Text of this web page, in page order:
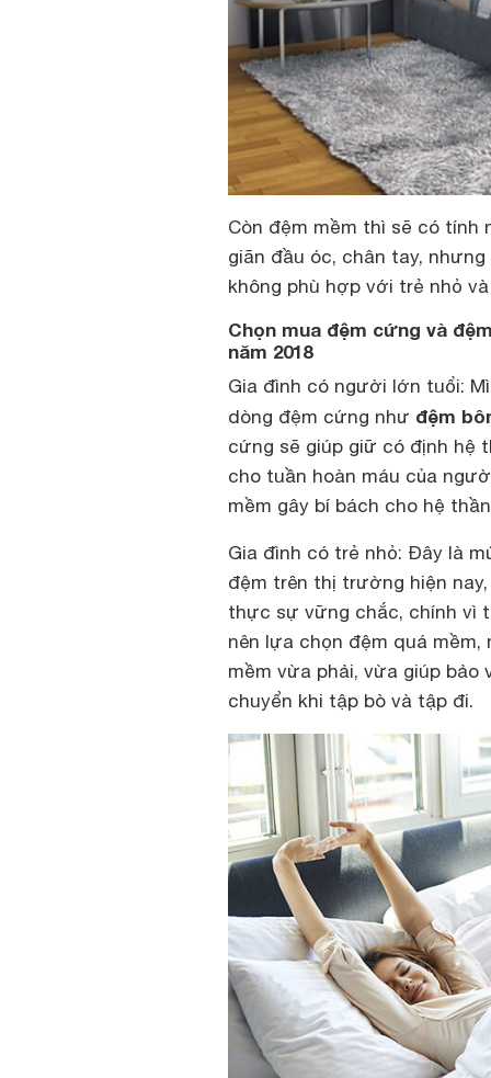
Còn đệm mềm thì sẽ có tính
giãn đầu óc, chân tay,
không phù hợp với trẻ nhỏ
Chọn mua đệm cứng và
năm 2018
Gia đình có người lớn tuổi:
dòng đệm cứng như đệm
cứng sẽ giúp giữ có định hệ
cho tuần hoàn máu của
mềm gây bí bách cho hệ
Gia đình có trẻ nhỏ: Đây là
đệm trên thị trường hiện
thực sự vững chắc, chính vì
nên lựa chọn đệm quá
mềm vừa phải, vừa giúp
chuyển khi tập bò và tập đi.